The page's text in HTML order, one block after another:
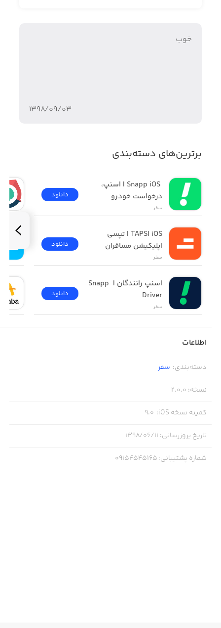
خوب
۱۳۹۸/۰۹/۰۳
برترین‌های دسته‌بندی
درخواست خودرو
سفر
دانلود
اپلیکیشن مسافران
سفر
دانلود
اسنپ رانندگان | Snapp
Driver
سفر
دانلود
اطلاعات
دسته‌بندی: سفر
نسخه:
2.0.0
کمینه نسخه iOS :
9.0
تاریخ بروزرسانی: ۱۳۹۸/۰۶/۱۱
شماره پشتیبانی:
09154545165